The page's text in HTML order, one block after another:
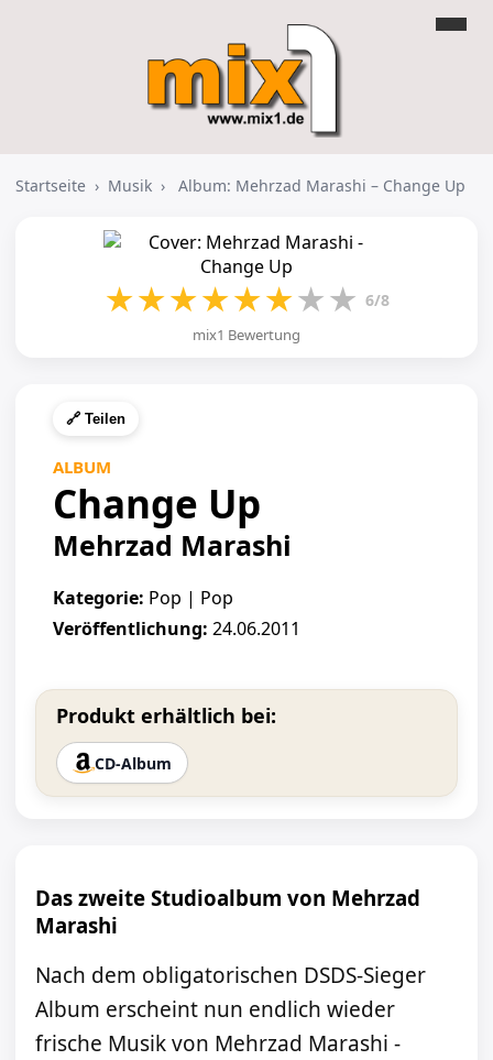
Startseite › Musik › Album: Mehrzad Marashi – Change Up
★★★★★★★★ 6/8
mix1 Bewertung
🔗 Teilen
ALBUM
Change Up
Mehrzad Marashi
Kategorie: Pop | Pop
Veröffentlichung: 24.06.2011
Produkt erhältlich bei:
CD-Album
Das zweite Studioalbum von Mehrzad
Marashi
Nach dem obligatorischen DSDS-Sieger
Album erscheint nun endlich wieder
frische Musik von Mehrzad Marashi -